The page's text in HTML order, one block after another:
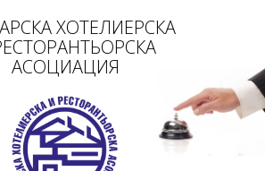
ХОТЕЛИЕРСКА
АСОЦИАЦИЯ